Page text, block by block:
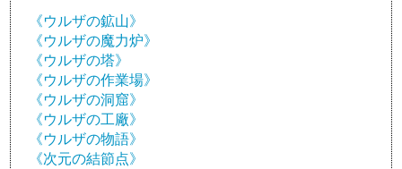
《ウルザの鉱山》
《ウルザの魔力炉》
《ウルザの塔》
《ウルザの作業場》
《ウルザの洞窟》
《ウルザの工廠》
《ウルザの物語》
《次元の結節点》